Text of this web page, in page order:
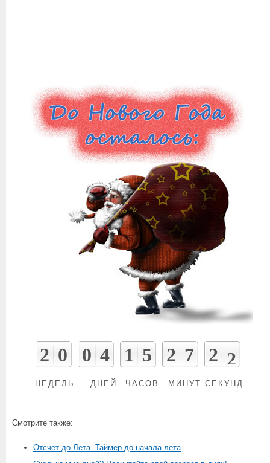
НЕДЕЛЬ
2 0
ДНЕЙ
0 4
ЧАСОВ
1 5
МИНУТ
2 7
СЕКУНД
2 0
1
Смотрите также:
Отсчет до Лета. Таймер до начала лета